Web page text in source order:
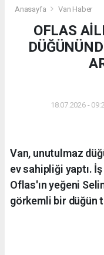
Anasayfa Van Haber
OFLAS
18.07.2026 -
Van, unutulmaz
ev sahipliği yaptı.
Oflas'ın yeğeni
görkemli bir düğün